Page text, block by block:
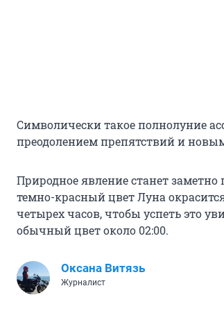
Символически такое полнолуние
преодолением препятствий и
Природное явление станет заметно
темно-красный цвет Луна
четырех часов, чтобы успеть это
обычный цвет около 02:00.
Оксана Витязь
Журналист